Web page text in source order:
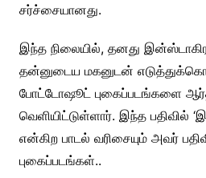
சர்ச்சையானது.
இந்த நிலையில், தனது
தன்னுடைய மகனுடன்
போட்டோஷூட் புகைப்படங்களை
வெளியிட்டுள்ளார். இந்த பதிவில்
என்கிற பாடல் வரிசையும் அவர்
புகைப்படங்கள்..